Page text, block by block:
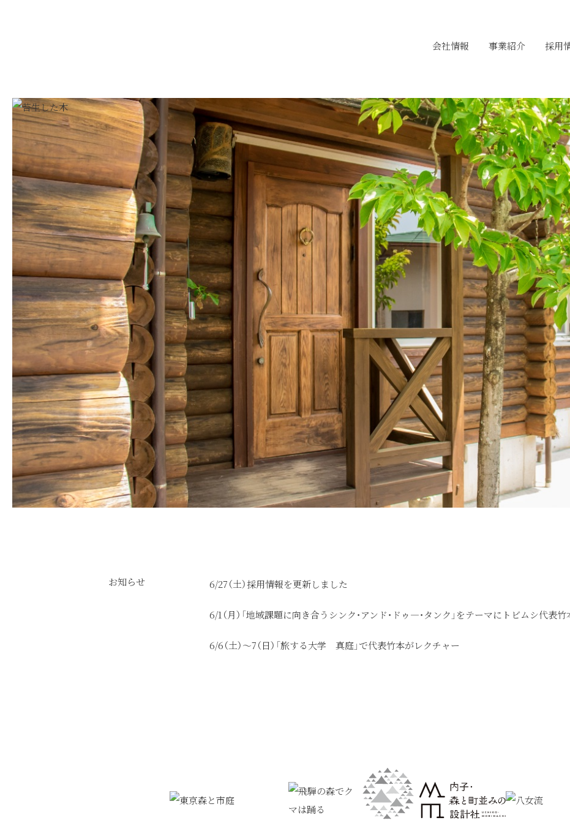
会社情報 事業紹介 採用
お知らせ 6/27（土）採用情報を更新しました
6/1（月）「地域課題に向き合うシンク・アンド・ドゥ―・タンク」をテーマにトビムシ代表
6/6（土）～7（日）「旅する大学 真庭」で代表竹本がレクチャー